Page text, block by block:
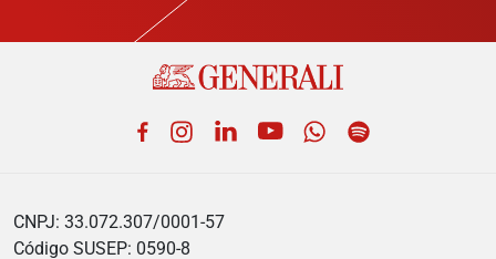
Facebook
Instagram
LinkedIn
YouTubeWhatsApp
CNPJ: 33.072.307/0001-57
Código SUSEP: 0590-8